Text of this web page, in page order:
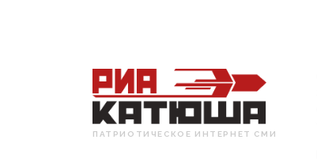
ПАТРИОТИЧЕСКОЕ ИНТЕРНЕТ СМИ